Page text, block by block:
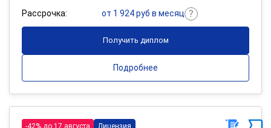
Рассрочка:
от 1 924 руб в месяц
Получить диплом
Подробнее
-42% до 17 августа Лицензия